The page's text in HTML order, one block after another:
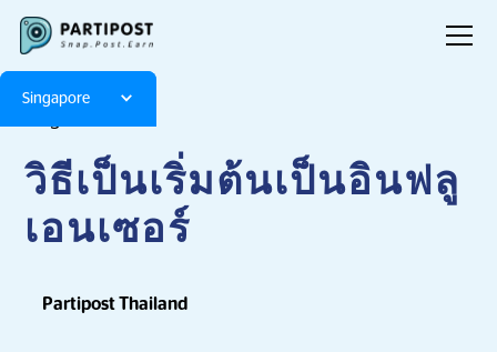
Singapore
วิธีเป็นเริ่มต้นเป็นอินฟลู
เอนเซอร์
Partipost Thailand